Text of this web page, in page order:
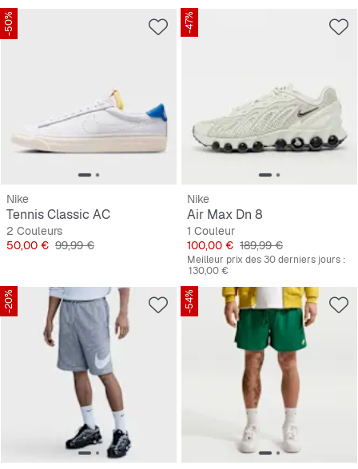
-50%
Nike
Tennis Classic AC
2 Couleurs
Prix
50,00 € Prix original
99,99 €
-47%
Nike
Air Max Dn 8
1 Couleur
Prix
100,00 € Prix original
189,99 €
Meilleur prix des 30 derniers jours :
130,00 €
-20% -54%